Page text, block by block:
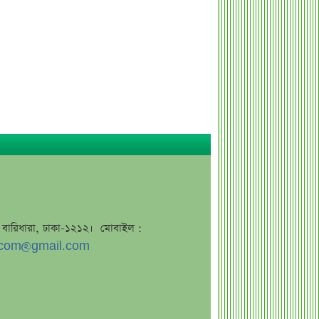
আগস্ট লেনদেনের শীর্ষ ১০ শেয়ার
দাম অস্বাভাবিক বাড়ায় ডিএসইর
ঢাকা-১২১২। মোবাইল :